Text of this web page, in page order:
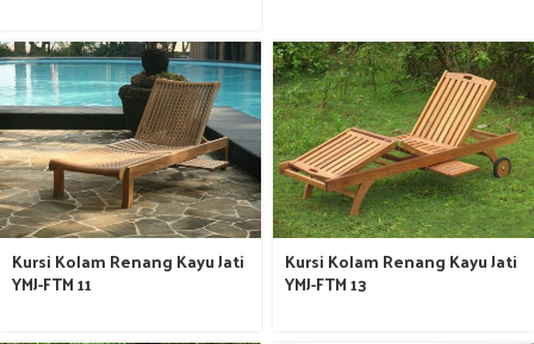
Kursi Kolam Renang Kayu Jati
YMJ-FTM 11
Kursi Kolam Renang Kayu Jati
YMJ-FTM 13